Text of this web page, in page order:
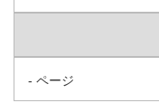
- ページ